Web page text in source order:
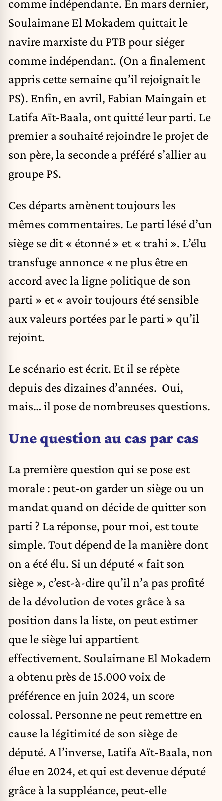
comme indépendante. En mars dernier,
Soulaimane El Mokadem quittait le
navire marxiste du PTB pour siéger
comme indépendant. (On a finalement
appris cette semaine qu’il rejoignait le
PS). Enfin, en avril, Fabian Maingain et
Latifa Aït-Baala, ont quitté leur parti. Le
premier a souhaité rejoindre le projet de
son père, la seconde a préféré s’allier au
groupe PS.
Ces départs amènent toujours les
mêmes commentaires. Le parti lésé d’un
siège se dit « étonné » et « trahi ». L’élu
transfuge annonce « ne plus être en
accord avec la ligne politique de son
parti » et « avoir toujours été sensible
aux valeurs portées par le parti » qu’il
rejoint.
Le scénario est écrit. Et il se répète
depuis des dizaines d’années. Oui,
mais… il pose de nombreuses questions.
Une question au cas par cas
La première question qui se pose est
morale : peut-on garder un siège ou un
mandat quand on décide de quitter son
parti ? La réponse, pour moi, est toute
simple. Tout dépend de la manière dont
on a été élu. Si un député « fait son
siège », c’est-à-dire qu’il n’a pas profité
de la dévolution de votes grâce à sa
position dans la liste, on peut estimer
que le siège lui appartient
effectivement. Soulaimane El Mokadem
a obtenu près de 15.000 voix de
préférence en juin 2024, un score
colossal. Personne ne peut remettre en
cause la légitimité de son siège de
député. A l’inverse, Latifa Aït-Baala, non
élue en 2024, et qui est devenue député
grâce à la suppléance, peut-elle